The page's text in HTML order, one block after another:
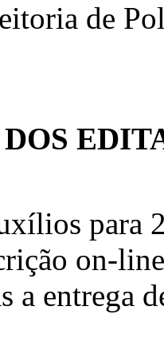
de
DOS
on-
a entrega